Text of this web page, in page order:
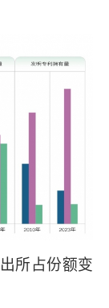
所占份额变